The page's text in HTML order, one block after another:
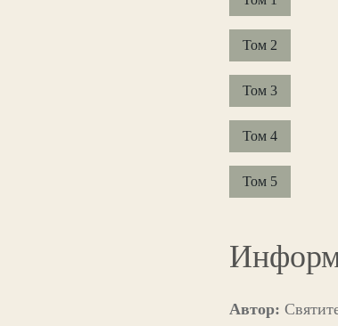
Том 2
Том 3
Том 4
Том 5
Автор: